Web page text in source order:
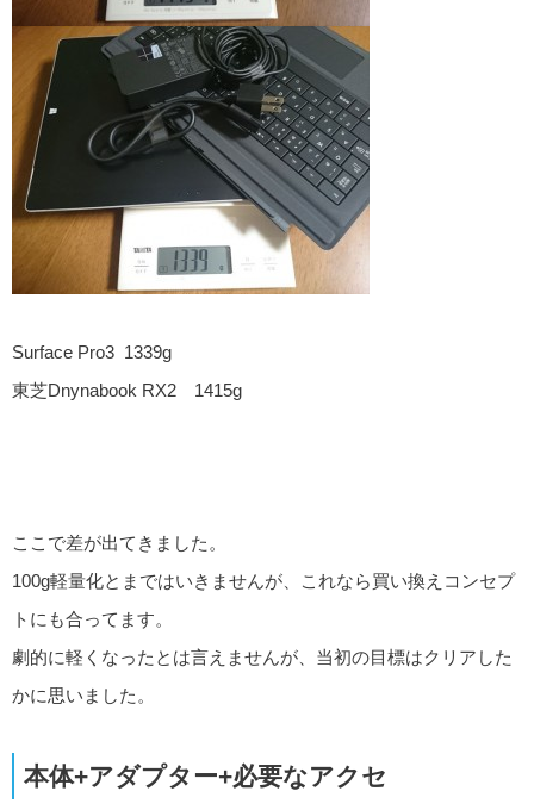
Surface Pro3 1339g
東芝Dnynabook RX2 1415g
ここで差が出てきました。
100g軽量化とまではいきませんが、これなら買い換えコンセプ
トにも合ってます。
劇的に軽くなったとは言えませんが、当初の目標はクリアした
かに思いました。
本体+アダプター+必要なアクセ